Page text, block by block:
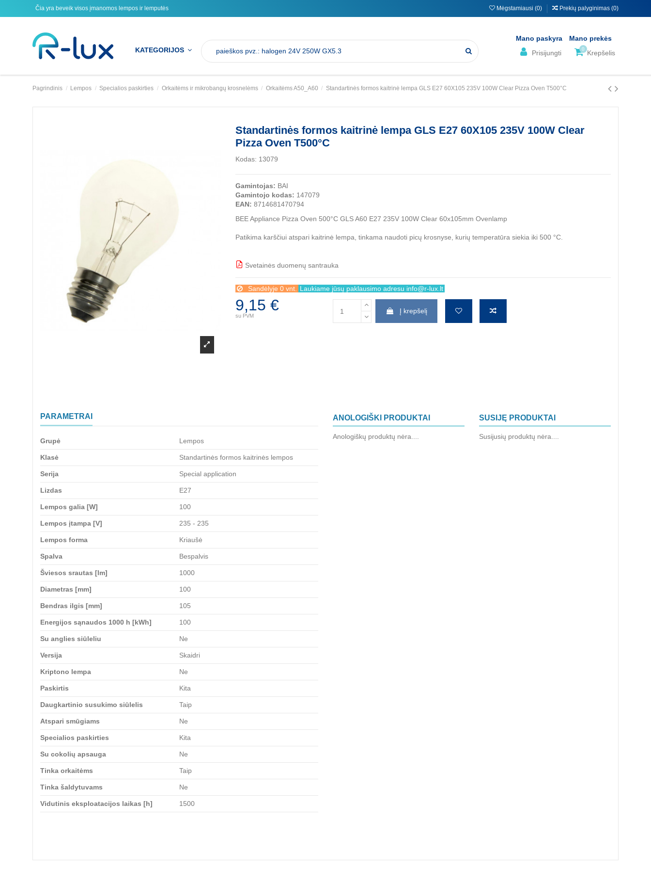
Čia yra beveik visos įmanomos lempos ir lemputės Mėgstamiausi (0) Prekių palyginimas (0)
KATEGORIJOS
Mano paskyra
Prisijungti
Mano prekės
0Krepšelis
Pagrindinis Lempos Specialios paskirties Orkaitėms ir mikrobangų krosnelėms Orkaitėms A50_A60 Standartinės formos kaitrinė lempa GLS E27 60X105 235V 100W Clear Pizza Oven T500°C
Standartinės formos kaitrinė lempa GLS E27 60X105 235V 100W Clear
Pizza Oven T500°C
Kodas: 13079
Gamintojas: BAI
Gamintojo kodas: 147079
EAN: 8714681470794
BEE Appliance Pizza Oven 500°C GLS A60 E27 235V 100W Clear 60x105mm Ovenlamp
Patikima karščiui atspari kaitrinė lempa, tinkama naudoti picų krosnyse, kurių temperatūra siekia iki 500 °C.
Svetainės duomenų santrauka
Sandėlyje 0 vnt. Laukiame jūsų paklausimo adresu info@r-lux.lt
9,15 €
su PVM
Į krepšelį
PARAMETRAI
Grupė Lempos
Klasė Standartinės formos kaitrinės lempos
Serija Special application
Lizdas E27
Lempos galia [W] 100
Lempos įtampa [V] 235 - 235
Lempos forma Kriaušė
Spalva Bespalvis
Šviesos srautas [lm] 1000
Diametras [mm] 100
Bendras ilgis [mm] 105
Energijos sąnaudos 1000 h [kWh] 100
Su anglies siūleliu Ne
Versija Skaidri
Kriptono lempa Ne
Paskirtis Kita
Daugkartinio susukimo siūlelis Taip
Atspari smūgiams Ne
Specialios paskirties Kita
Su cokolių apsauga Ne
Tinka orkaitėms Taip
Tinka šaldytuvams Ne
Vidutinis eksploatacijos laikas [h] 1500
ANOLOGIŠKI PRODUKTAI
Anologiškų produktų nėra....
SUSIJĘ PRODUKTAI
Susijusių produktų nėra....